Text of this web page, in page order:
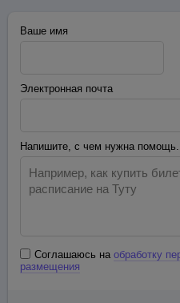
Ваше имя
Электронная почта
Напишите, с чем нужна
Соглашаюсь на обработку
размещения